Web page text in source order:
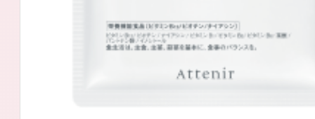
お友達紹介サ